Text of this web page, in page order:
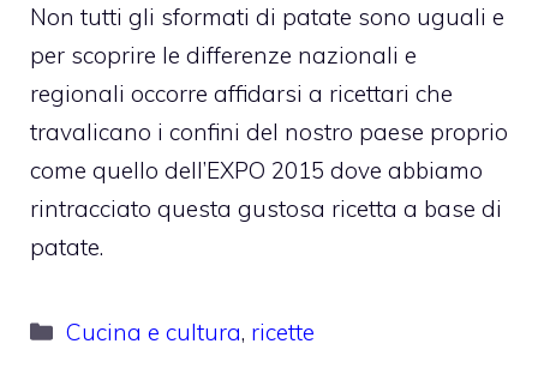
Non tutti gli sformati di patate sono uguali e
per scoprire le differenze nazionali e
regionali occorre affidarsi a ricettari che
travalicano i confini del nostro paese proprio
come quello dell’EXPO 2015 dove abbiamo
rintracciato questa gustosa ricetta a base di
patate.
Categorie
Cucina e cultura, ricette